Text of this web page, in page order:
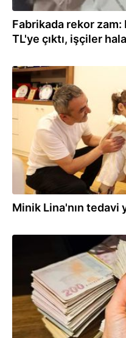
Fabrikada rekor zam:
TL'ye çıktı, işçiler
21.07.2026
Minik Lina'nın